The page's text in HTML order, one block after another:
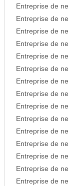
Entreprise de
Entreprise de
Entreprise de
Entreprise de
Entreprise de
Entreprise de
Entreprise de
Entreprise de
Entreprise de
Entreprise de
Entreprise de
Entreprise de
Entreprise de
Entreprise de
Entreprise de